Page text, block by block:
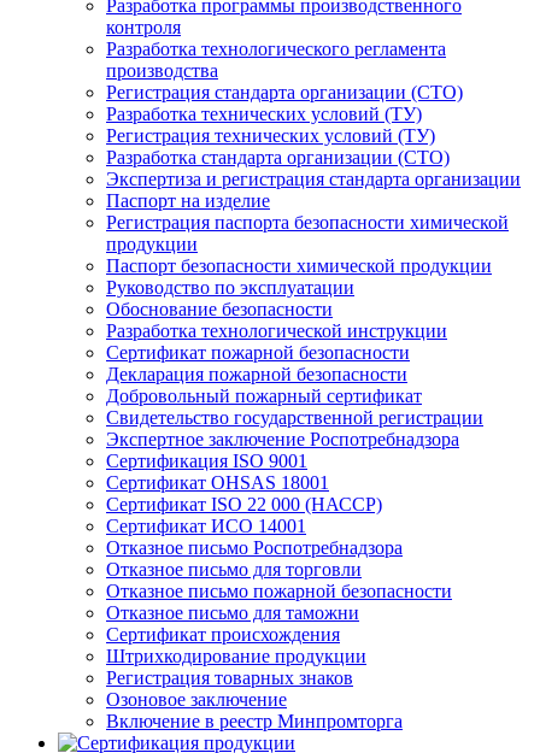
Разработка программы производственного
контроля
Разработка технологического регламента
производства
Регистрация стандарта организации (СТО)
Разработка технических условий (ТУ)
Регистрация технических условий (ТУ)
Разработка стандарта организации (СТО)
Экспертиза и регистрация стандарта организации
Паспорт на изделие
Регистрация паспорта безопасности химической
продукции
Паспорт безопасности химической продукции
Руководство по эксплуатации
Обоснование безопасности
Разработка технологической инструкции
Сертификат пожарной безопасности
Декларация пожарной безопасности
Добровольный пожарный сертификат
Свидетельство государственной регистрации
Экспертное заключение Роспотребнадзора
Сертификация ISO 9001
Сертификат OHSAS 18001
Сертификат ISO 22 000 (НАССР)
Сертификат ИСО 14001
Отказное письмо Роспотребнадзора
Отказное письмо для торговли
Отказное письмо пожарной безопасности
Отказное письмо для таможни
Сертификат происхождения
Штрихкодирование продукции
Регистрация товарных знаков
Озоновое заключение
Включение в реестр Минпромторга